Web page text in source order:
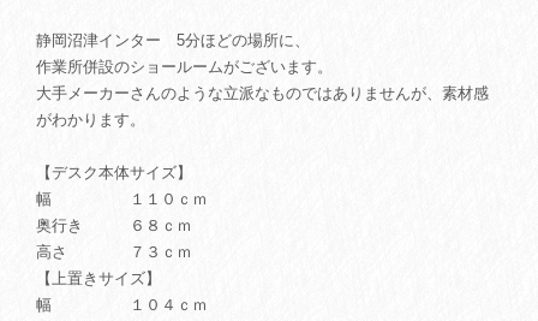
静岡沼津インター 5分ほどの場所に、
作業所併設のショールームがございます。
大手メーカーさんのような立派なものではありませんが、素材感
がわかります。
【デスク本体サイズ】
幅 １１０ｃｍ
奥行き ６８ｃｍ
高さ ７３ｃｍ
【上置きサイズ】
幅 １０４ｃｍ